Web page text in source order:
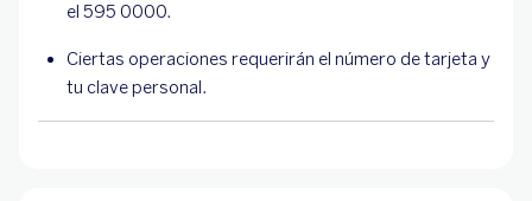
el 595 0000.
Ciertas operaciones requerirán el número de tarjeta y
tu clave personal.